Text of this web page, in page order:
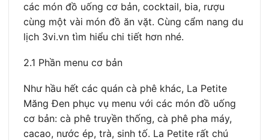
các món đồ uống cơ bản, cocktail, bia, rượu
cùng một vài món đồ ăn vặt. Cùng cẩm nang du
lịch 3vi.vn tìm hiểu chi tiết hơn nhé.
2.1 Phần menu cơ bản
Như hầu hết các quán cà phê khác, La Petite
Măng Đen phục vụ menu với các món đồ uống
cơ bản: cà phê truyền thống, cà phê pha máy,
cacao, nước ép, trà, sinh tố. La Petite rất chú